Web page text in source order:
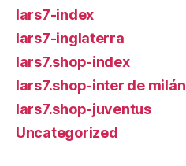
lars7-index
lars7-inglaterra
lars7.shop-index
lars7.shop-inter de milán
lars7.shop-juventus
Uncategorized